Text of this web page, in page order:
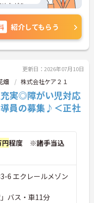
ながらス
る職場で
職員初任
担で取得可
給与に反
ミーティン
スカンフ
ランに関
を考えるフ
などを通
明確にし、
職場環境
紹介してもらう
更新日：2026年07月10日
畑 株式会社ケア２１
充実◎障がい児対応
員の募集♪＜正社
程度 ※諸手当込
6 エクレールメゾン
バス・車11分